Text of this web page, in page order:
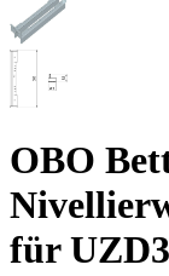
OBO
für